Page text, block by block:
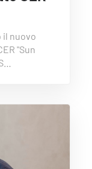
il nuovo
"Sun